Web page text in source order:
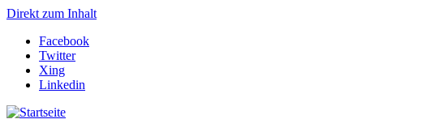
Direkt zum Inhalt
Facebook
Twitter
Xing
Linkedin